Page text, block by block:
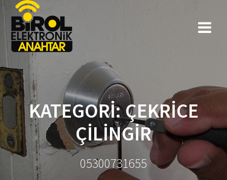
KATEGORI: ÇEKRICE
ÇILINGIR
05300731655